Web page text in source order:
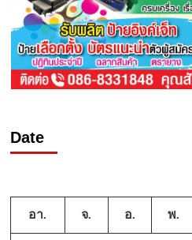
Date
อา. จ. อ. พ.